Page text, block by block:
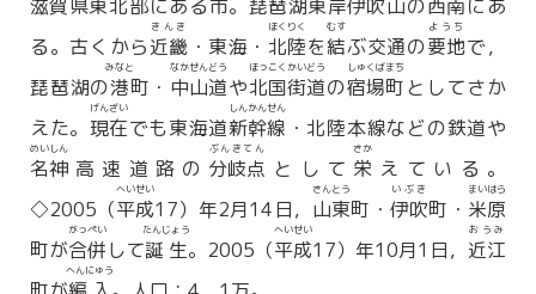
滋賀県東北部にある市。 琵琶湖東岸伊吹山の西南にあ
る。古くから近畿
きんき
・東海・ 北陸
ほくりく
を結
むす
ぶ交通の要地
ようち
で，
琵琶湖の港
みなと
町・ 中山道
なかせんどう
や北国街道
ほっこくかいどう
の宿場町
しゅくばまち
としてさか
えた。 現在
げんざい
でも東海道新幹線
しんかんせん
・北陸本線などの鉄道や
名神
めいしん
高速道路の 分岐点
ぶんきてん
として 栄
さか
えている。
◇2005（平成
へいせい
17）年2月14日， 山東
さんとう
町・ 伊吹
いぶき
町・ 米原
まいはら
町が合併
がっぺい
して誕生
たんじょう
。2005（平成
へいせい
17）年10月1日， 近江
おうみ
へんにゅう